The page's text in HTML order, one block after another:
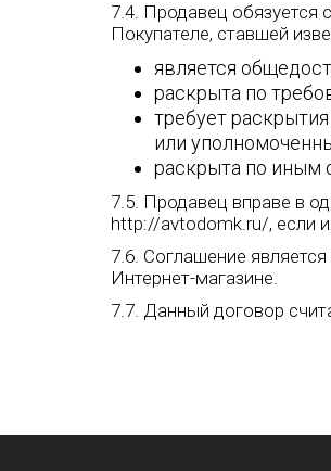
7.4. Продавец
Покупателе, ставшей
является
раскрыта по
требует
или
раскрыта по иным
7.5. Продавец вправе в
http://avtodomk.ru/, если
7.6. Соглашение
Интернет-магазине.
7.7. Данный договор